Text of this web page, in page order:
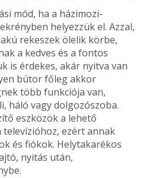
mód, ha a házimozi-
helyezzük el. Azzal,
rekeszek ölelik körbe,
a kedves és a fontos
is érdekes, akár nyitva van
bútor főleg akkor
több funkciója van,
háló vagy dolgozószoba.
eszkö­zök a lehető
ezért annak
és fiókok. Helytakarékos
nyitás után,